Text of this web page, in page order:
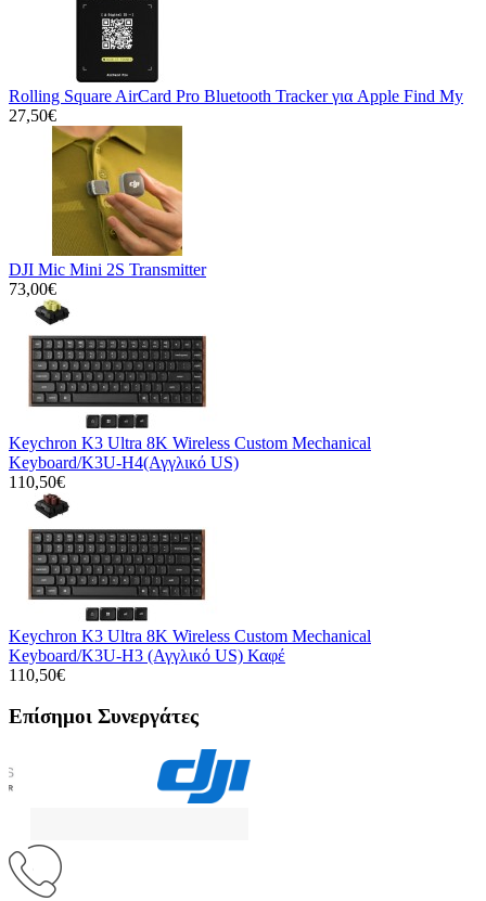
Rolling Square AirCard Pro Bluetooth Tracker για Apple Find My
27,50€
DJI Mic Mini 2S Transmitter
73,00€
Keychron K3 Ultra 8K Wireless Custom Mechanical
Keyboard/K3U-H4(Αγγλικό US)
110,50€
Keychron K3 Ultra 8K Wireless Custom Mechanical
Keyboard/K3U-H3 (Αγγλικό US) Καφέ
110,50€
Επίσημοι Συνεργάτες